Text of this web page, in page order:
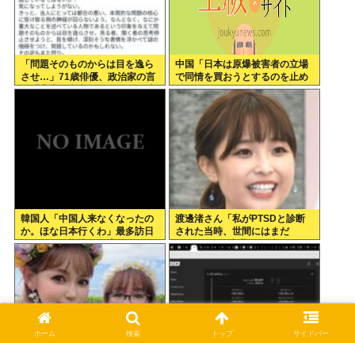
「問題そのものからは目を逸ら
させ…」71歳俳優、政治家の言
動「非常に参考になる」 佐野史
中国「日本は原爆被害者の立場
で同情を買おうとするのを止め
ろ」
韓国人「中国人来なくなったの
か。ほな日本行くわ」最多訪日
数、前年同期比19%増
渡邊渚さん「私がPTSDと診断
された当時、世間にはまだ
PTSDという言葉は浸透してい
ませんでした」
ホーム 検索 トップ サイドバー